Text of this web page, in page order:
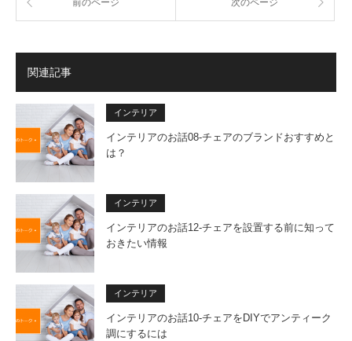
前のページ 次のページ
関連記事
インテリア
インテリアのお話08-チェアのブランドおすすめと
は？
インテリア
インテリアのお話12-チェアを設置する前に知って
おきたい情報
インテリア
インテリアのお話10-チェアをDIYでアンティーク
調にするには